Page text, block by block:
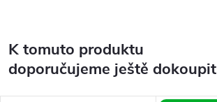
K tomuto produktu
doporučujeme ještě dokoupit